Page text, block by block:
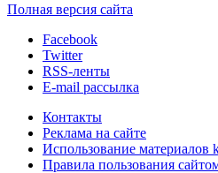
Полная версия сайта
Facebook
Twitter
RSS-ленты
E-mail рассылка
Контакты
Реклама на сайте
Использование материалов
Правила пользования